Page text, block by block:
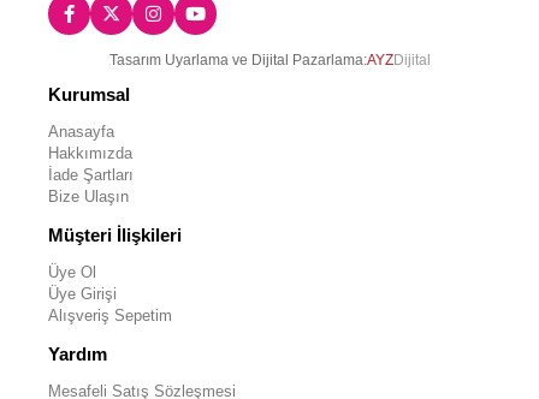
Tasarım Uyarlama ve Dijital Pazarlama:AYZDijital
Kurumsal
Anasayfa
Hakkımızda
İade Şartları
Bize Ulaşın
Müşteri İlişkileri
Üye Ol
Üye Girişi
Alışveriş Sepetim
Yardım
Mesafeli Satış Sözleşmesi